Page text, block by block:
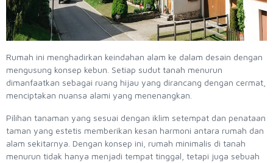
Rumah ini menghadirkan keindahan alam ke dalam desain dengan
mengusung konsep kebun. Setiap sudut tanah menurun
dimanfaatkan sebagai ruang hijau yang dirancang dengan cermat,
menciptakan nuansa alami yang menenangkan.
Pilihan tanaman yang sesuai dengan iklim setempat dan penataan
taman yang estetis memberikan kesan harmoni antara rumah dan
alam sekitarnya. Dengan konsep ini, rumah minimalis di tanah
menurun tidak hanya menjadi tempat tinggal, tetapi juga sebuah